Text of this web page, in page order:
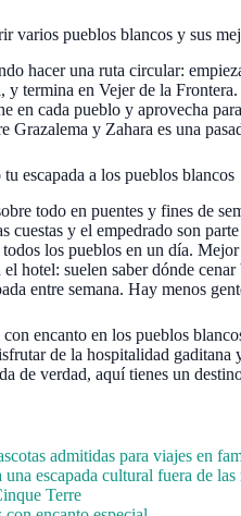
varios pueblos blancos y sus
hacer una ruta circular:
y termina en Vejer de la
en cada pueblo y aprovecha
Grazalema y Zahara es una
escapada a los pueblos blancos
todo en puentes y fines de
cuestas y el empedrado son
los pueblos en un día.
hotel: suelen saber dónde
entre semana. Hay menos
encanto en los pueblos
de la hospitalidad
de verdad, aquí tienes un
admitidas para viajes en
escapada cultural fuera de las
Terre